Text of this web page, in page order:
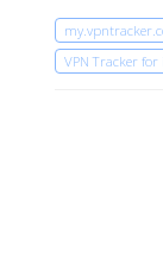
VPN Tracker for